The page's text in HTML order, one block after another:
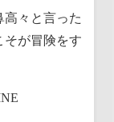
々と言った
そが冒険をす